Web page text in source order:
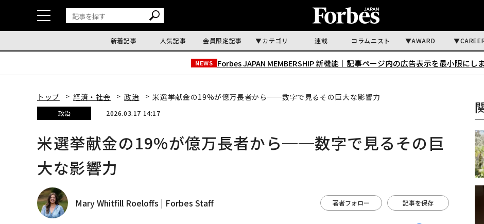
新着記事 人気記事 会員限定記事 カテゴリ 連載 コラムニスト AWARD
NEWS Forbes JAPAN MEMBERSHIP 新機能｜ 記事ページ内の広告表示を最小限にし
トップ 経済・社会 政治 米選挙献金の19%が億万長者から──数字で見るその巨大な影響力
政治 2026.03.17 14:17
米選挙献金の19%が億万長者から──数字で見るその巨
大な影響力
Mary Whitfill Roeloffs | Forbes Staff 著者フォロー 記事を保存